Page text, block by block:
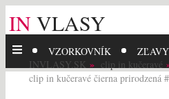
VZORKOVNÍK ZĽAVY
IN VLASY
INVLASY.SK clip in kučeravé
clip in kučeravé čierna prirodzená